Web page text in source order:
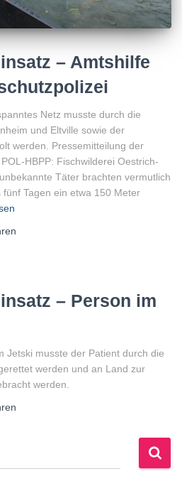
– Amtshilfe
Netz musste durch die
und Eltville sowie der
werden. Pressemitteilung der
HBPP: Fischwilderei Oestrich-
Täter brachten vermutlich
Tagen ein etwa 150 Meter
– Person im
Jetski musste der Patient durch die
werden und an Land zur
werden.